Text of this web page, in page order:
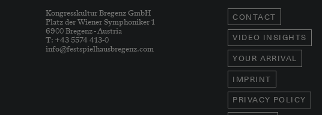
Kongresskultur Bregenz GmbH
Platz der Wiener Symphoniker 1
6900 Bregenz - Austria
T: +43 5574 413-0
info@festspielhausbregenz.com
CONTACT
VIDEO INSIGHTS
YOUR ARRIVAL
IMPRINT
PRIVACY POLICY